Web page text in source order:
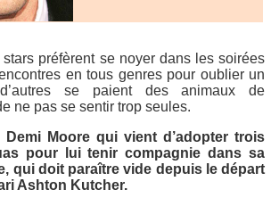
préfèrent se noyer dans les soirées
en tous genres pour oublier un
se paient des animaux de
ne pas se sentir trop seules.
Demi Moore qui vient d’adopter trois
pour lui tenir compagnie dans sa
qui doit paraître vide depuis le départ
Ashton Kutcher.